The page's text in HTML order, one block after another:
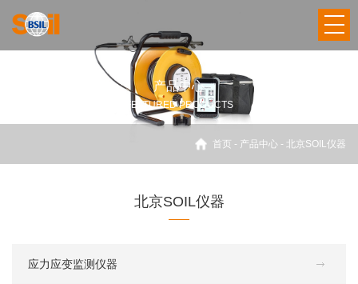
产品中心
FEATURED PRODUCTS
首页 - 产品中心 - 北京SOIL仪器
北京SOIL仪器
应力应变监测仪器